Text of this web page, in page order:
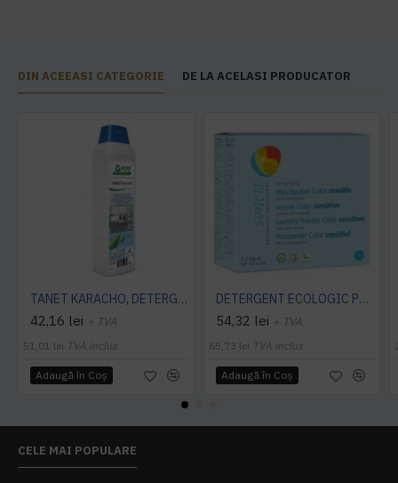
DIN ACEEASI CATEGORIE DE LA ACELASI PRODUCATOR
TANET KARACHO, DETERGENT ENZIMATIC PENTRU COVOARE, 1 L
42,16 lei + TVA
51,01 lei TVA inclus
Adaugă în Coş
DETERGENT ECOLOGIC PRAF PT. RUFE NEUTRU 1.2KG Sonett
54,32 lei + TVA
65,73 lei TVA inclus
Adaugă în Coş
CELE MAI POPULARE